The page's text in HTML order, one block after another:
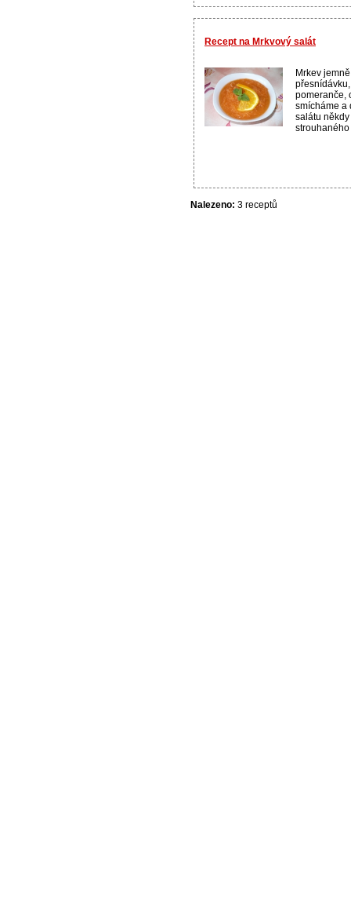
Recept na Mrkvový salát
Mrkev
pomeranče,
smícháme a
salátu
strouhaného
Nalezeno: 3 receptů